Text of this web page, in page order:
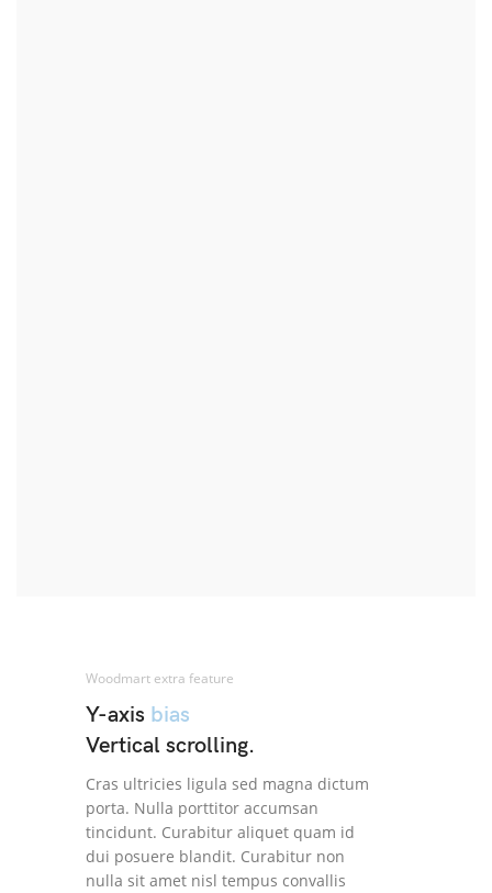
Woodmart extra feature
Y-axis bias
Vertical scrolling.
Cras ultricies ligula sed magna dictum
porta. Nulla porttitor accumsan
tincidunt. Curabitur aliquet quam id
dui posuere blandit. Curabitur non
nulla sit amet nisl tempus convallis